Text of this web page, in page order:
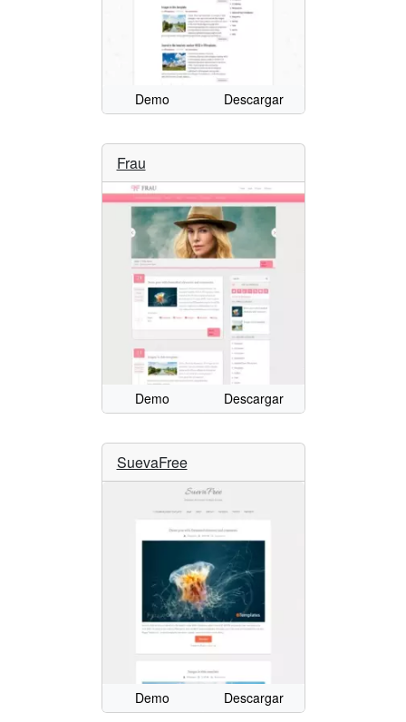
Demo Descargar
Frau
Demo Descargar
SuevaFree
Demo Descargar